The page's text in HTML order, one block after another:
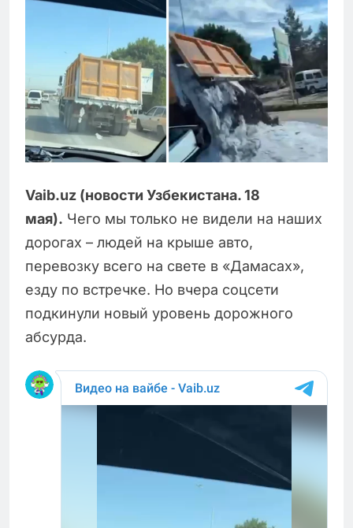
Vaib.uz (новости Узбекистана. 18
мая). Чего мы только не видели на наших
дорогах – людей на крыше авто,
перевозку всего на свете в «Дамасах»,
езду по встречке. Но вчера соцсети
подкинули новый уровень дорожного
абсурда.